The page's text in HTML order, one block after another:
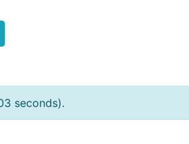
seconds).